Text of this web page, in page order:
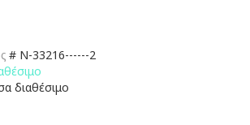
# N-33216------2
διαθέσιμο